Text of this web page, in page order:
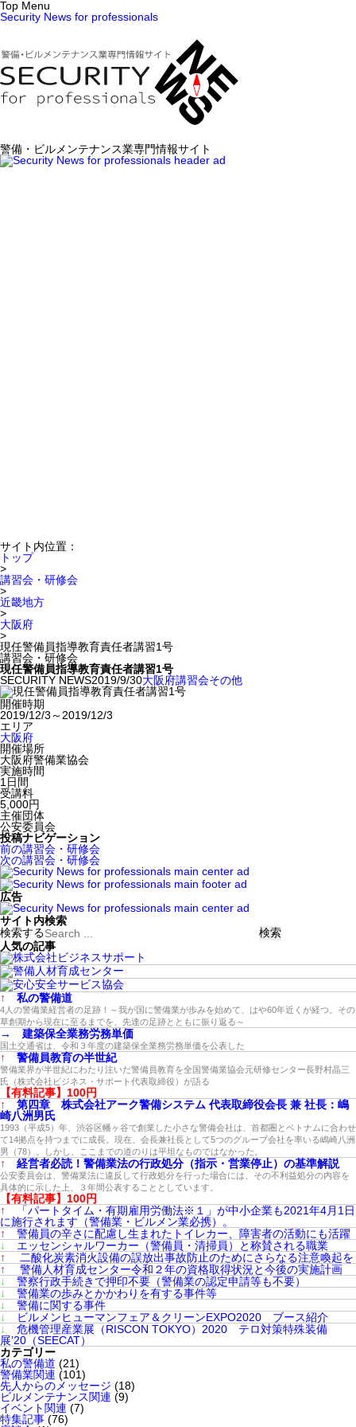
Top Menu
Security News for professionals
警備・ビルメンテナンス業専門情報サイト
サイト内位置：
トップ
>
講習会・研修会
>
近畿地方
>
大阪府
>
現任警備員指導教育責任者講習1号
講習会・研修会
現任警備員指導教育責任者講習1号
SECURITY NEWS2019/9/30大阪府講習会その他
開催時期
2019/12/3～2019/12/3
エリア
大阪府
開催場所
大阪府警備業協会
実施時間
1日間
受講料
5,000円
主催団体
公安委員会
投稿ナビゲーション
前の講習会・研修会
次の講習会・研修会
広告
サイト内検索
検索する
人気の記事
↑ 私の警備道
4人の警備業経営者の足跡！～我が国に警備業が歩みを始めて、はや60年近くが経つ。その
草創期から現在に至るまでを、先達の足跡とともに振り返る～
→ 建築保全業務労務単価
国土交通省は、令和３年度の建築保全業務労務単価を公表した
↑ 警備員教育の半世紀
警備業界が半世紀にわたり注いだ警備員教育を全国警備業協会元研修センター長野村晶三
氏（株式会社ビジネス・サポート代表取締役）が語る
【有料記事】100円
↑
第四章 株式会社アーク警備システム 代表取締役会長 兼 社長：嶋
崎八洲男氏
1993（平成5）年、渋谷区幡ヶ谷で創業した小さな警備会社は、首都圏とベトナムに合わせ
て14拠点を持つまでに成長。現在、会長兼社長として5つのグループ会社を率いる嶋崎八洲
男（78）。しかし、ここまでの道のりは平坦なものではなかった。
↑ 経営者必読！警備業法の行政処分（指示・営業停止）の基準解説
公安委員会は、警備業法に違反して行政処分を行った場合には、その不利益処分の内容を
具体的に示した上、３年間公表することとしています。
【有料記事】100円
↑
「パートタイム・有期雇用労働法※１」が中小企業も2021年4月1日
に施行されます（警備業・ビルメン業必携）。
↑
警備員の辛さに配慮し生まれたトイレカー、障害者の活動にも活躍
↓
エッセンシャルワーカー（警備員・清掃員）と称賛される職業
↑
二酸化炭素消火設備の誤放出事故防止のためにさらなる注意喚起を
↑
警備人材育成センター令和２年の資格取得状況と今後の実施計画
↓
警察行政手続きで押印不要（警備業の認定申請等も不要）
↓
警備業の歩みとかかわりを有する事件等
↓
警備に関する事件
↓
ビルメンヒューマンフェア＆クリーンEXPO2020 ブース紹介
↓
危機管理産業展（RISCON TOKYO）2020 テロ対策特殊装備
展’20（SEECAT）
カテゴリー
私の警備道 (21)
警備業関連 (101)
先人からのメッセージ (18)
ビルメンテナンス関連 (9)
イベント関連 (7)
特集記事 (76)